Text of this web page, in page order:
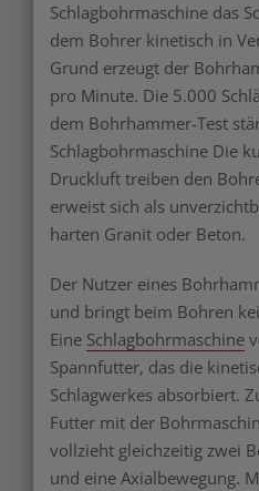
Schlagbohrmaschine das
dem Bohrer kinetisch in
Grund erzeugt der
pro Minute. Die 5.000
dem Bohrhammer-Test
Schlagbohrmaschine Die
Druckluft treiben den
erweist sich als
harten Granit oder Beton.
Der Nutzer eines
und bringt beim Bohren
Eine Schlagbohrmaschine
Spannfutter, das die
Schlagwerkes absorbiert.
Futter mit der
vollzieht gleichzeitig zwei
und eine Axialbewegung.